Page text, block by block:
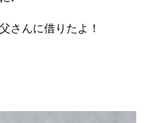
さんに借りたよ！